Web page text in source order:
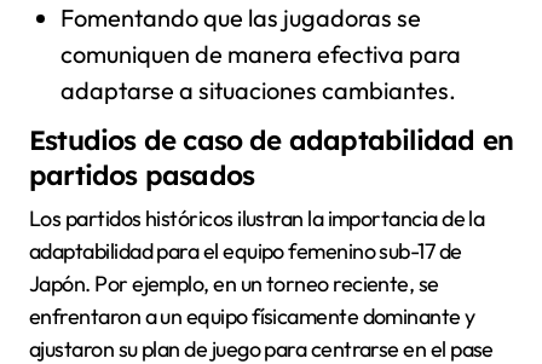
Fomentando que las jugadoras se
comuniquen de manera efectiva para
adaptarse a situaciones cambiantes.
Estudios de caso de adaptabilidad en
partidos pasados
Los partidos históricos ilustran la importancia de la
adaptabilidad para el equipo femenino sub-17 de
Japón. Por ejemplo, en un torneo reciente, se
enfrentaron a un equipo físicamente dominante y
ajustaron su plan de juego para centrarse en el pase